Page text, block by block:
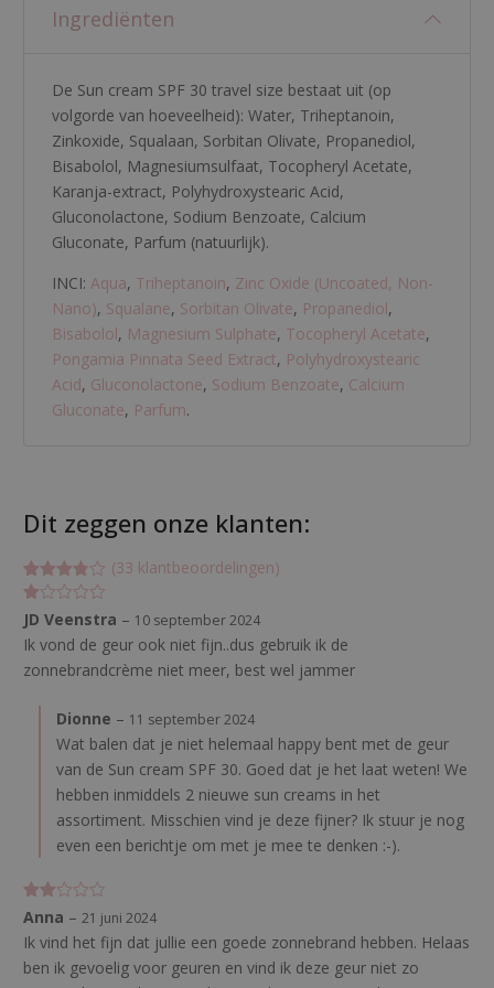
Ingrediënten
De Sun cream SPF 30 travel size bestaat uit (op
volgorde van hoeveelheid): Water, Triheptanoin,
Zinkoxide, Squalaan, Sorbitan Olivate, Propanediol,
Bisabolol, Magnesiumsulfaat, Tocopheryl Acetate,
Karanja-extract, Polyhydroxystearic Acid,
Gluconolactone, Sodium Benzoate, Calcium
Gluconate, Parfum (natuurlijk).
INCI: Aqua, Triheptanoin, Zinc Oxide (Uncoated, Non-
Nano), Squalane, Sorbitan Olivate, Propanediol,
Bisabolol, Magnesium Sulphate, Tocopheryl Acetate,
Pongamia Pinnata Seed Extract, Polyhydroxystearic
Acid, Gluconolactone, Sodium Benzoate, Calcium
Gluconate, Parfum.
Dit zeggen onze klanten:
Gewaarde
3.757575
7575758
op 5
gebasee
33
waarderin
(33 klantbeoordelingen)
G
e
w
rd
JD Veenstra – 10 september 2024
Ik vond de geur ook niet fijn..dus gebruik ik de
zonnebrandcrème niet meer, best wel jammer
Dionne – 11 september 2024
Wat balen dat je niet helemaal happy bent met de geur
van de Sun cream SPF 30. Goed dat je het laat weten! We
hebben inmiddels 2 nieuwe sun creams in het
assortiment. Misschien vind je deze fijner? Ik stuur je nog
even een berichtje om met je mee te denken :-).
Gew
aarde
erd
2
5
Anna – 21 juni 2024
Ik vind het fijn dat jullie een goede zonnebrand hebben. Helaas
ben ik gevoelig voor geuren en vind ik deze geur niet zo